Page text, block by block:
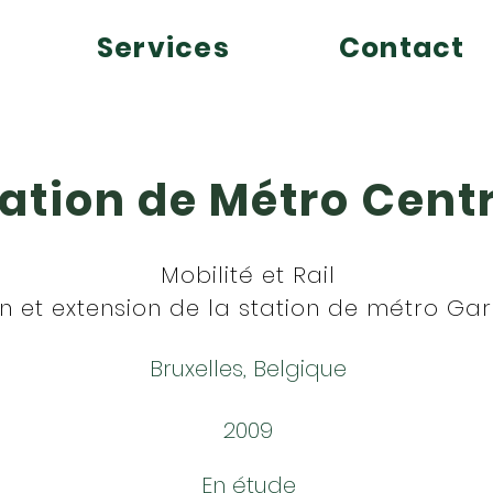
Services Contact
de Métro
Mobilité et Rail
et extension de la station de métro
Bruxelles, Belgique
2009
En étude